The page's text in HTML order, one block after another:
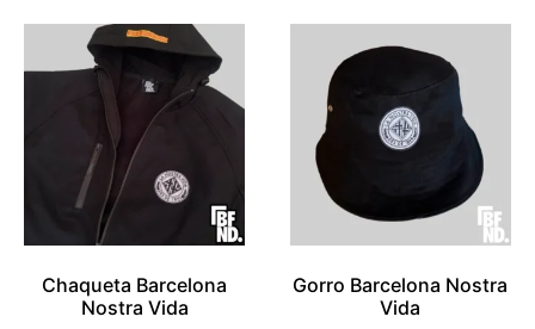
Chaqueta Barcelona
Nostra Vida
Gorro Barcelona Nostra
Vida